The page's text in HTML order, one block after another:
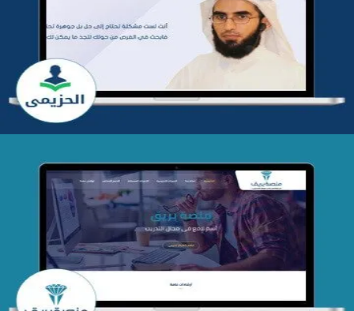
تطوير موقع المدرب ياسر الحزيمي
التفاصيل
تصميم منصة بريق
التفاصيل